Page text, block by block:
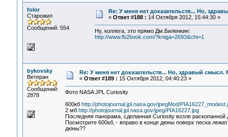
folor
Старожил
Сообщений: 554
Re: У меня нет доказательств... Но,
« Ответ #188 : 14 Октября 2012, 15:44:30 »
Ну, коллега, это прямо Дм.Биленкин:
http://www.fb2book.com/?kniga=2693&cht=1
bykovsky
Ветеран
Сообщений:
2878
Re: У меня нет доказательств... Но, здравый
« Ответ #189 : 15 Октября 2012, 04:40:23 »
Фото NASA JPL Curiosity
600кб http://photojournal.jpl.nasa.gov/jpegMod/
2 мб http://photojournal.jpl.nasa.gov/jpeg/PIA16227.jpg
Последняя панорама, сделанная Curiosity возле
Посмотрите 600кб, - вправо в конце дюны поверх песка
дюны??